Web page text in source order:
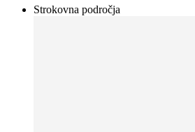
Strokovna področja